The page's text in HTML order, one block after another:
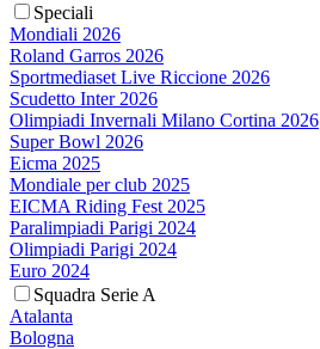
Speciali
Mondiali 2026
Roland Garros 2026
Sportmediaset Live Riccione 2026
Scudetto Inter 2026
Olimpiadi Invernali Milano Cortina 2026
Super Bowl 2026
Eicma 2025
Mondiale per club 2025
EICMA Riding Fest 2025
Paralimpiadi Parigi 2024
Olimpiadi Parigi 2024
Euro 2024
Squadra Serie A
Atalanta
Bologna